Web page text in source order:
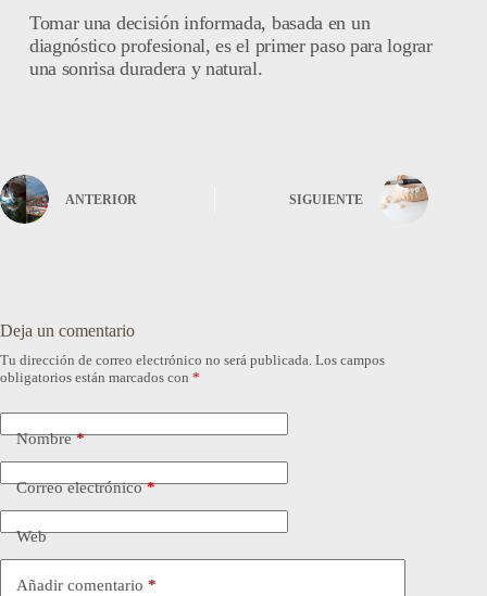
Tomar una decisión informada, basada en un
diagnóstico profesional, es el primer paso para lograr
una sonrisa duradera y natural.
ANTERIOR SIGUIENTE
Deja un comentario
Tu dirección de correo electrónico no será publicada. Los campos
obligatorios están marcados con *
Nombre*
Correo electrónico*
Web
Añadir comentario *